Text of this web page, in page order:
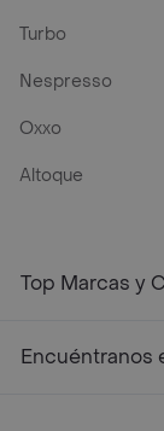
Turbo
Nespresso
Oxxo
Altoque
Top Marcas y
Encuéntranos